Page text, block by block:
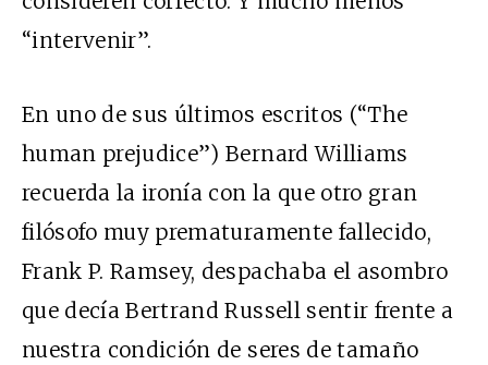
“intervenir”.
En uno de sus últimos escritos (“The
human prejudice”) Bernard Williams
recuerda la ironía con la que otro gran
filósofo muy prematuramente fallecido,
Frank P. Ramsey, despachaba el asombro
que decía Bertrand Russell sentir frente a
nuestra condición de seres de tamaño